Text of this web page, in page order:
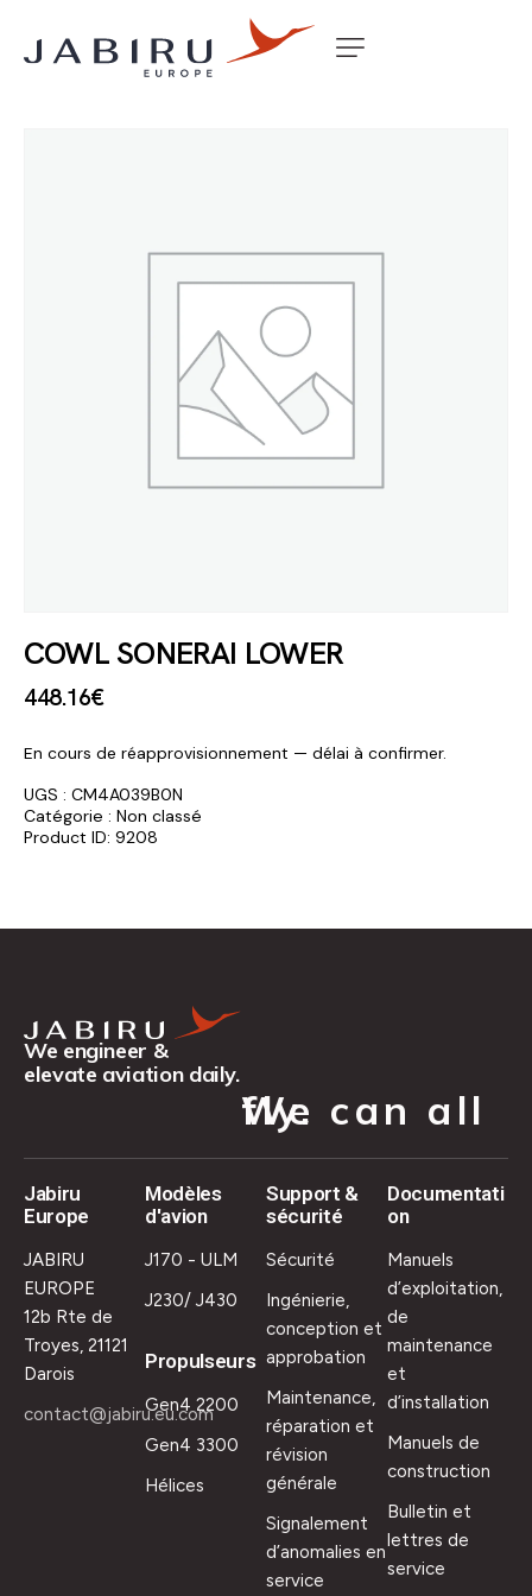
Accueil Non classé
COWL SONERAI LOWER
448.16€
En cours de réapprovisionnement — délai à confirmer.
UGS : CM4A039B0N
Catégorie : Non classé
Product ID: 9208
We engineer &
elevate aviation daily.
We can all fly.
Jabiru
Europe
JABIRU
EUROPE
12b Rte de
Troyes, 21121
Darois
contact@jabiru.eu.com
Modèles
d'avion
J170 - ULM
J230/ J430
Propulseurs
Gen4 2200
Gen4 3300
Hélices
Support &
sécurité
Sécurité
Ingénierie,
conception et
approbation
Maintenance,
réparation et
révision
générale
Signalement
d’anomalies en
service
Documentati
on
Manuels
d’exploitation,
de
maintenance
et
d’installation
Manuels de
construction
Bulletin et
lettres de
service